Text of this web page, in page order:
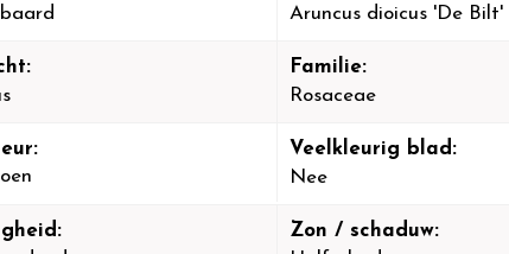
Aruncus dioicus 'De Bilt'
Familie:
Rosaceae
Veelkleurig blad:
Nee
Zon / schaduw: